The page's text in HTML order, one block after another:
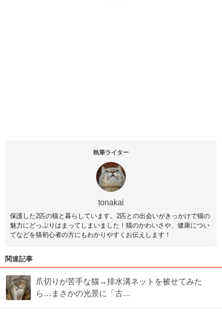
執筆ライター
tonakai
保護した2匹の猫と暮らしています。2匹との出会いがきっかけで猫の
魅力にどっぷりはまってしまいました！猫のかわいさや、健康につい
てなどを猫初心者の方にもわかりやすくお伝えします！
関連記事
爪切りが苦手な猫→排水溝ネットを被せてみた
ら…まさかの光景に「古…